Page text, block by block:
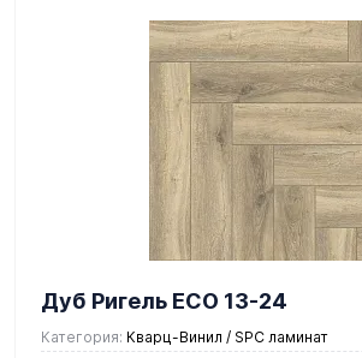
Дуб Ригель ЕСО 13-24
Категория: Кварц-Винил / SPC ламинат